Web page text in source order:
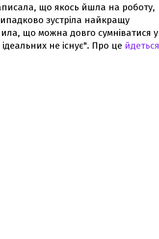
що якось йшла на роботу,
зустріла найкращу
що можна довго сумніватися у
не існує". Про це йдеться